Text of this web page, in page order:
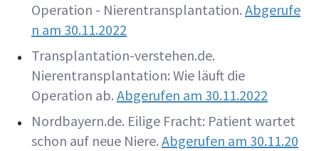
Operation - Nierentransplantation. Abgerufe
n am 30.11.2022
Transplantation-verstehen.de.
Nierentransplantation: Wie läuft die
Operation ab. Abgerufen am 30.11.2022
Nordbayern.de. Eilige Fracht: Patient wartet
schon auf neue Niere. Abgerufen am 30.11.20